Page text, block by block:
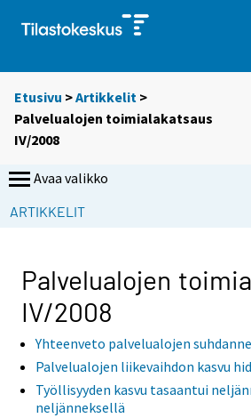
Etusivu >Artikkelit >
Palvelualojen toimialakatsaus
IV/2008
Avaa valikko
ARTIKKELIT
Palvelualojen
IV/2008
Yhteenveto palvelualojen
Palvelualojen liikevaihdon kasvu
Työllisyyden kasvu tasaantui
neljänneksellä